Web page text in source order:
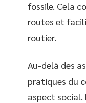
fossile. Cela
routes et
routier.
Au-delà des
pratiques du
aspect social.